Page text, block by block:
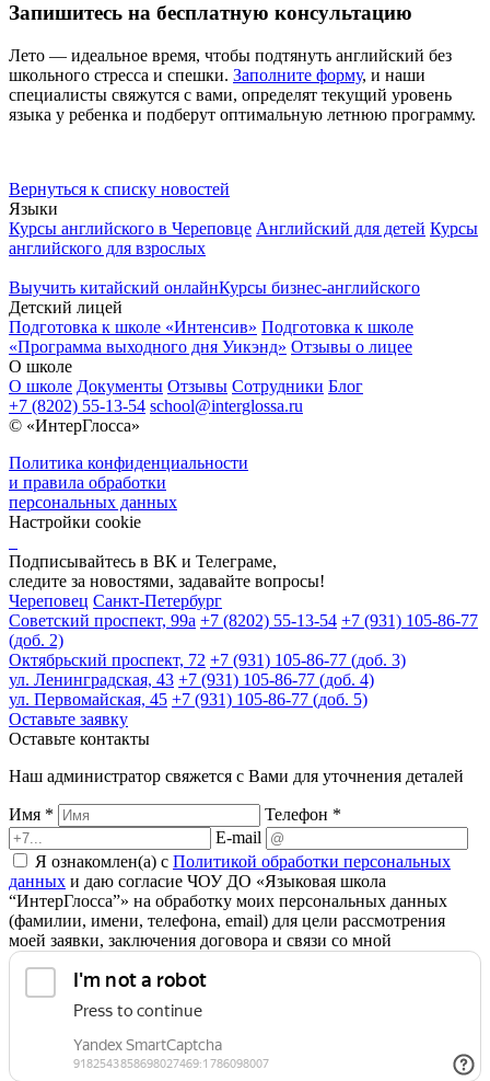
Запишитесь на бесплатную консультацию
Лето — идеальное время, чтобы подтянуть английский без
школьного стресса и спешки. Заполните форму, и наши
специалисты свяжутся с вами, определят текущий уровень
языка у ребенка и подберут оптимальную летнюю программу.
Вернуться к списку новостей
Языки
Курсы английского в Череповце Английский для детей Курсы
английского для взрослых
Выучить китайский онлайнКурсы бизнес-английского
Детский лицей
Подготовка к школе «Интенсив» Подготовка к школе
«Программа выходного дня Уикэнд» Отзывы о лицее
О школе
О школе Документы Отзывы Сотрудники Блог
+7 (8202) 55-13-54 school@interglossa.ru
© «ИнтерГлосса»
Политика конфиденциальности
и правила обработки
персональных данных
Настройки cookie
Подписывайтесь в ВК и Телеграме,
следите за новостями, задавайте вопросы!
Череповец Санкт-Петербург
Советский проспект, 99а +7 (8202) 55-13-54 +7 (931) 105-86-77
(доб. 2)
Октябрьский проспект, 72 +7 (931) 105-86-77 (доб. 3)
ул. Ленинградская, 43 +7 (931) 105-86-77 (доб. 4)
ул. Первомайская, 45 +7 (931) 105-86-77 (доб. 5)
Оставьте заявку
Оставьте контакты
Наш администратор свяжется с Вами для уточнения деталей
Имя *
Телефон *
E-mail
Я ознакомлен(а) с Политикой обработки персональных
данных и даю согласие ЧОУ ДО «Языковая школа
“ИнтерГлосса”» на обработку моих персональных данных
(фамилии, имени, телефона, email) для цели рассмотрения
моей заявки, заключения договора и связи со мной